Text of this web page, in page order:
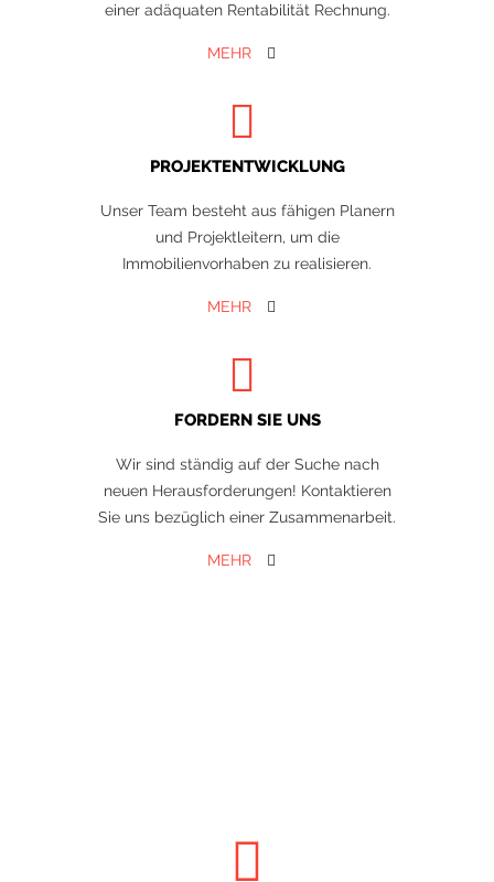
einer adäquaten Rentabilität Rechnung.
MEHR
PROJEKTENTWICKLUNG
Unser Team besteht aus fähigen Planern
und Projektleitern, um die
Immobilienvorhaben zu realisieren.
MEHR
FORDERN SIE UNS
Wir sind ständig auf der Suche nach
neuen Herausforderungen! Kontaktieren
Sie uns bezüglich einer Zusammenarbeit.
MEHR